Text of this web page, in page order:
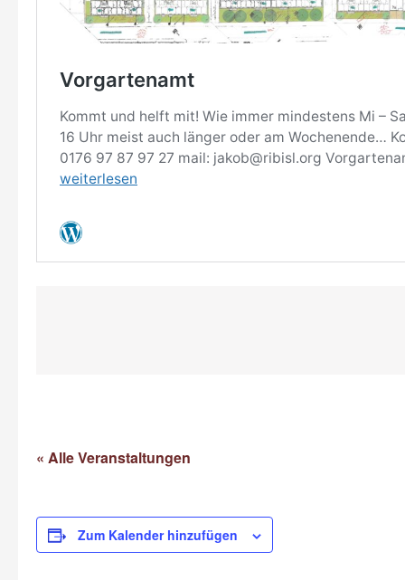
« Alle Veranstaltungen
Zum Kalender hinzufügen